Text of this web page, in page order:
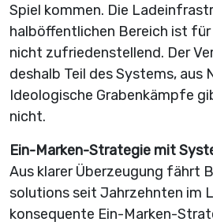
Spiel kommen. Die
halböffentlichen Bereich ist
nicht zufriedenstellend. Der
deshalb Teil des Systems, aus
Ideologische Grabenkämpfe
nicht.
Ein-Marken-Strategie mit
Aus klarer Überzeugung fährt
solutions seit Jahrzehnten im
konsequente Ein-Marken-­